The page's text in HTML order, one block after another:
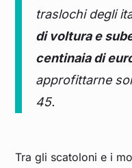
traslochi degli
di voltura e
centinaia di
approfittarne
45.
Tra gli scatoloni e i